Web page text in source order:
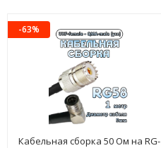
-63%
Кабельная сборка 50 Ом на RG-